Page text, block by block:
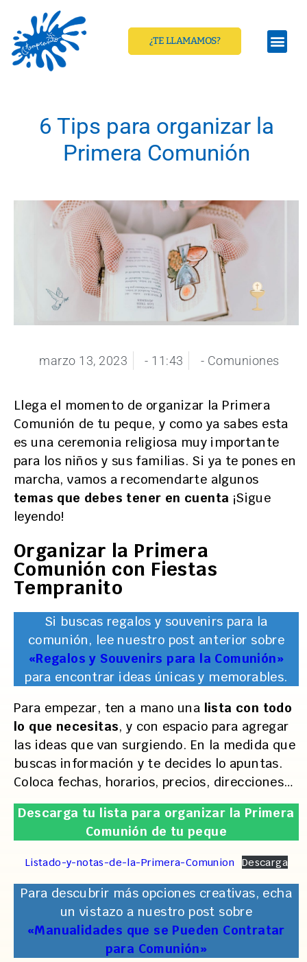
¿TE LLAMAMOS?
6 Tips para organizar la
Primera Comunión
marzo 13, 2023 - 11:43 - Comuniones
Llega el momento de organizar la Primera
Comunión de tu peque, y como ya sabes esta
es una ceremonia religiosa muy importante
para los niños y sus familias. Si ya te pones en
marcha, vamos a recomendarte algunos
temas que debes tener en cuenta ¡Sigue
leyendo!
Organizar la Primera
Comunión con Fiestas
Tempranito
Si buscas regalos y souvenirs para la
comunión, lee nuestro post anterior sobre
«Regalos y Souvenirs para la Comunión»
para encontrar ideas únicas y memorables.
Para empezar, ten a mano una lista con todo
lo que necesitas, y con espacio para agregar
las ideas que van surgiendo. En la medida que
buscas información y te decides lo apuntas.
Coloca fechas, horarios, precios, direcciones…
Descarga tu lista para organizar la Primera
Comunión de tu peque
Listado-y-notas-de-la-Primera-Comunion Descarga
Para descubrir más opciones creativas, echa
un vistazo a nuestro post sobre
«Manualidades que se Pueden Contratar
para Comunión»